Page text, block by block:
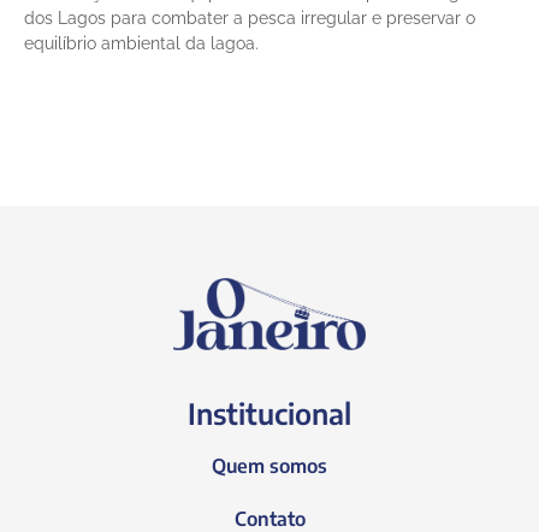
dos Lagos para combater a pesca irregular e preservar o
equilíbrio ambiental da lagoa.
Institucional
Quem somos
Contato